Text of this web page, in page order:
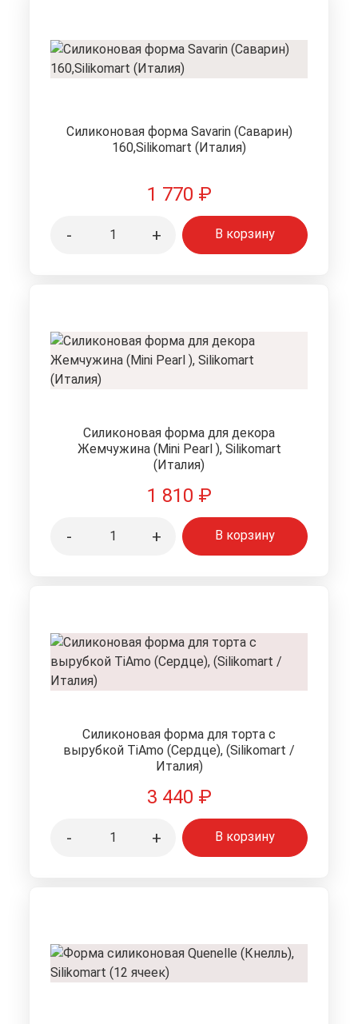
Силиконовая форма Savarin (Саварин)
160,Silikomart (Италия)
1 770 ₽
- + В корзину
Силиконовая форма для декора
Жемчужина (Mini Pearl ), Silikomart
(Италия)
1 810 ₽
- + В корзину
Силиконовая форма для торта с
вырубкой TiAmo (Сердце), (Silikomart /
Италия)
3 440 ₽
- + В корзину